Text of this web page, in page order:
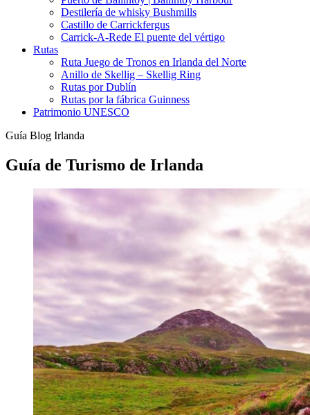
Destilería de whisky Bushmills
Castillo de Carrickfergus
Carrick-A-Rede El puente del vértigo
Rutas
Ruta Juego de Tronos en Irlanda del Norte
Anillo de Skellig – Skellig Ring
Rutas por Dublín
Rutas por la fábrica Guinness
Patrimonio UNESCO
Guía Blog Irlanda
Guía de Turismo de Irlanda